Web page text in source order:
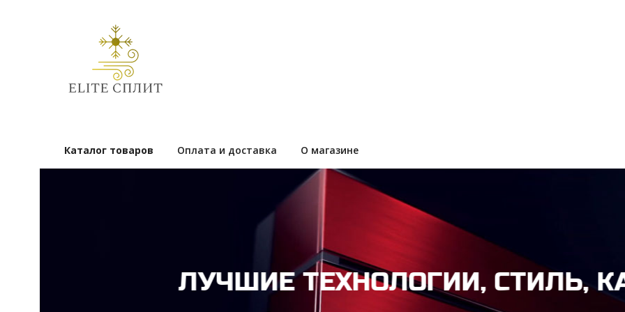
Каталог товаров Оплата и доставка О магазине